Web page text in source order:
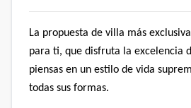
La propuesta de villa más
para ti, que disfruta la excelencia
piensas en un estilo de vida
todas sus formas.